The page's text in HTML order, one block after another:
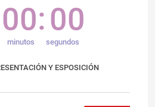
00
minutos
00
segundos
Y ESPOSICIÓN